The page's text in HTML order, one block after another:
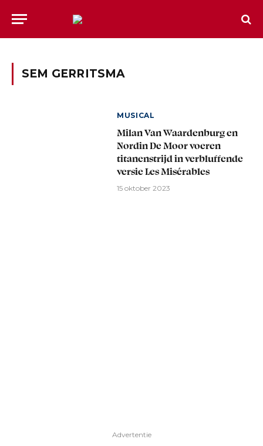
SEM GERRITSMA
MUSICAL
Milan Van Waardenburg en
Nordin De Moor voeren
titanenstrijd in verbluffende
versie Les Misérables
15 oktober 2023
Advertentie